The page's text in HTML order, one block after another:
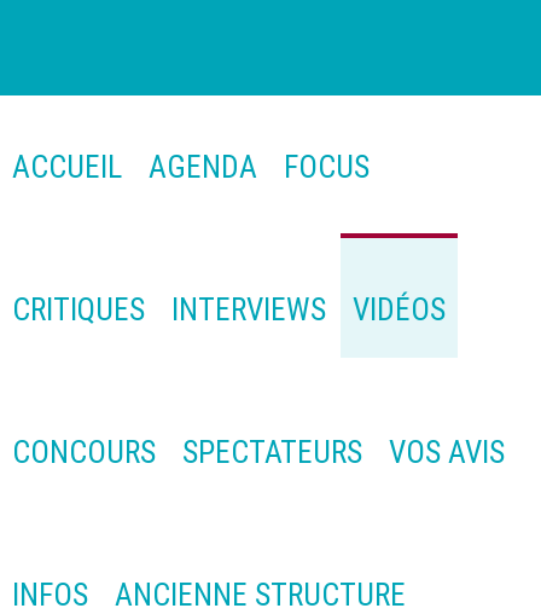
ACCUEIL AGENDA FOCUS
CRITIQUES INTERVIEWS VIDÉOS
CONCOURS SPECTATEURS VOS AVIS
INFOS ANCIENNE STRUCTURE